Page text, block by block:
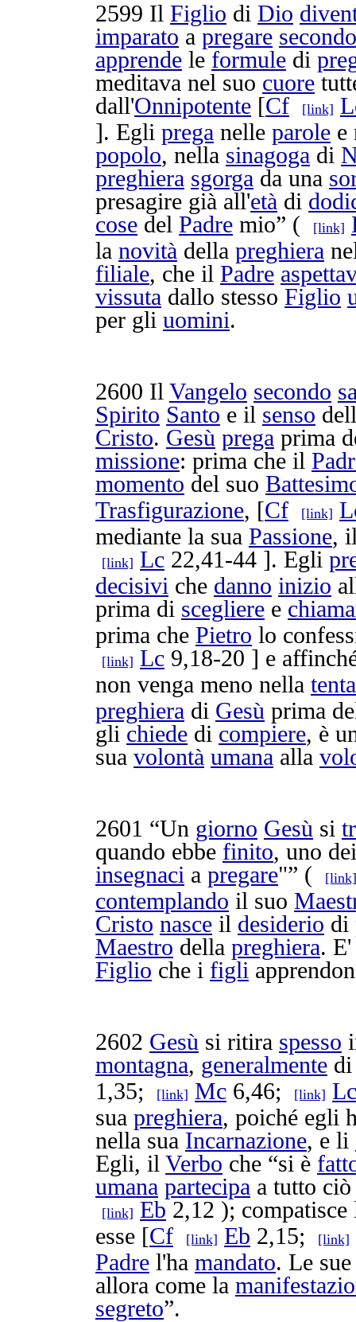
2599 Il Figlio di Dio
imparato a pregare secondo
apprende le formule di
meditava nel suo cuore
dall'Onnipotente [Cf [link]
]. Egli prega nelle parole e
popolo, nella sinagoga di
preghiera sgorga da una
presagire già all'età di
cose del Padre mio” ( [link]
la novità della preghiera
filiale, che il Padre
vissuta dallo stesso Figlio
per gli uomini.
2600 Il Vangelo secondo
Spirito Santo e il senso
Cristo. Gesù prega prima
missione: prima che il
momento del suo
Trasfigurazione, [Cf [link]
mediante la sua Passione,
[link] Lc 22,41-44 ]. Egli
decisivi che danno inizio
prima di scegliere e
prima che Pietro lo
[link] Lc 9,18-20 ] e
non venga meno nella
preghiera di Gesù prima
gli chiede di compiere, è
sua volontà umana alla
2601 “Un giorno Gesù si
quando ebbe finito, uno
insegnaci a pregare"” ( [link]
contemplando il suo
Cristo nasce il desiderio di
Maestro della preghiera.
Figlio che i figli
2602 Gesù si ritira spesso
montagna, generalmente
1,35;
[link] Mc 6,46; [link] Lc
sua preghiera, poiché egli
nella sua Incarnazione, e li
Egli, il Verbo che “si è
umana partecipa a tutto
[link] Eb 2,12 ); compatisce
esse [Cf [link] Eb 2,15; [link]
Padre l'ha mandato. Le
allora come la
segreto”.